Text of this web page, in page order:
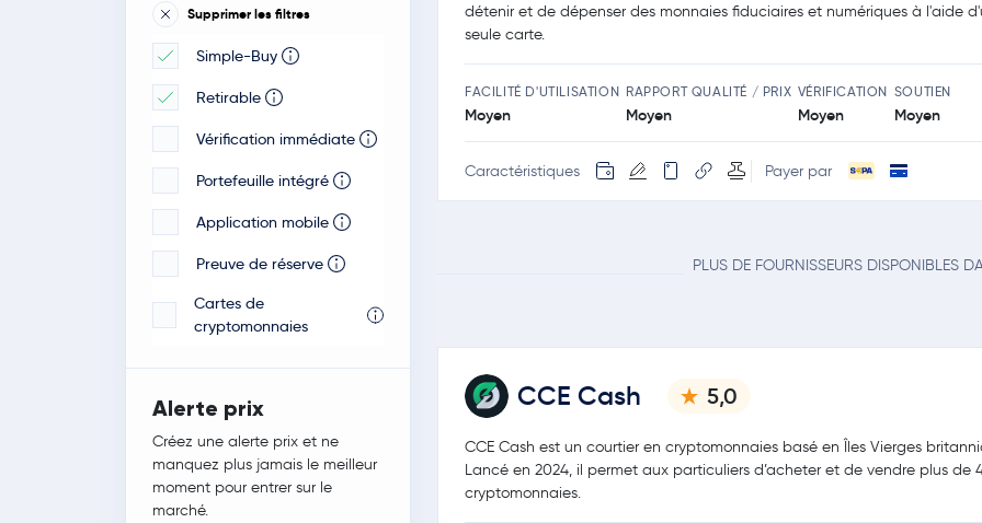
Cash
POLI-pay
Veloxxa
Supprimer les filtres
Simple-Buy
Retirable
Vérification immédiate
Portefeuille intégré
Application mobile
Preuve de réserve
Cartes de
cryptomonnaies
Alerte prix
Créez une alerte prix et ne
manquez plus jamais le meilleur
moment pour entrer sur le
marché.
détenir et de dépenser des monnaies fiduciaires et numériques à l'aide
seule carte.
FACILITÉ D'UTILISATION
Moyen
RAPPORT QUALITÉ / PRIX
Moyen
VÉRIFICATION
Moyen
SOUTIEN
Moyen
Caractéristiques Payer par
PLUS DE FOURNISSEURS DISPONIBLES
CCE Cash 5,0
CCE Cash est un courtier en cryptomonnaies basé en Îles Vierges
Lancé en 2024, il permet aux particuliers d’acheter et de vendre plus de
cryptomonnaies.